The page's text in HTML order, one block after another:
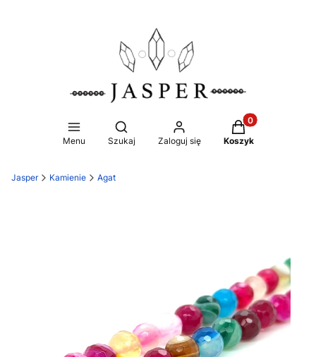
Menu
Otwórz wyszukiwarkę
Szukaj Zaloguj się
Produkty w
Koszyk
Jasper Kamienie Agat